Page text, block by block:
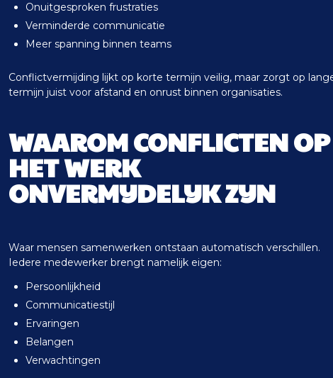
Onuitgesproken frustraties
Verminderde communicatie
Meer spanning binnen teams
Conflictvermijding lijkt op korte termijn veilig, maar zorgt op
termijn juist voor afstand en onrust binnen organisaties.
WAAROM CONFLICTEN OP
HET WERK
ONVERMIJDELIJK ZIJN
Waar mensen samenwerken ontstaan automatisch verschillen.
Iedere medewerker brengt namelijk eigen:
Persoonlijkheid
Communicatiestijl
Ervaringen
Belangen
Verwachtingen